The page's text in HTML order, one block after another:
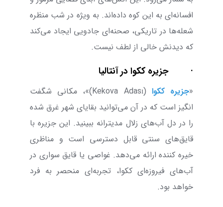
افسانه‌ای به این کوه داده‌اند. به ویژه در شب منظره
شعله‌ها در تاریکی، صحنه‌ای جادویی ایجاد می‌کند
که دیدنش خالی از لطف نیست.
· جزیره ککوا در آنتالیا
«جزیره ککوا (
Kekova Adası)»، مکانی شگفت
‌انگیز است که در آن می‌توانید بقایای شهر غرق شده
را در دل آب‌های زلال مدیترانه ببینید. این جزیره با
قایق‌های سنتی قابل دسترسی است و مناظری
خیره ‌کننده ارائه می‌‌دهد. غواصی یا قایق ‌سواری در
آب‌های فیروزه‌ای ککوا، تجربه‌ای منحصر به ‌فرد
خواهد بود.